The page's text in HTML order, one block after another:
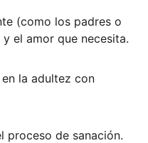
(como los padres o
el amor que necesita.
la adultez con
proceso de sanación.